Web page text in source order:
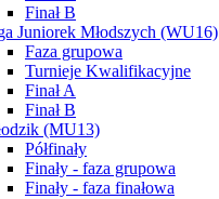
Finał B
Juniorek Młodszych (WU16)
Faza grupowa
Turnieje Kwalifikacyjne
Finał A
Finał B
(MU13)
Półfinały
Finały - faza grupowa
Finały - faza finałowa